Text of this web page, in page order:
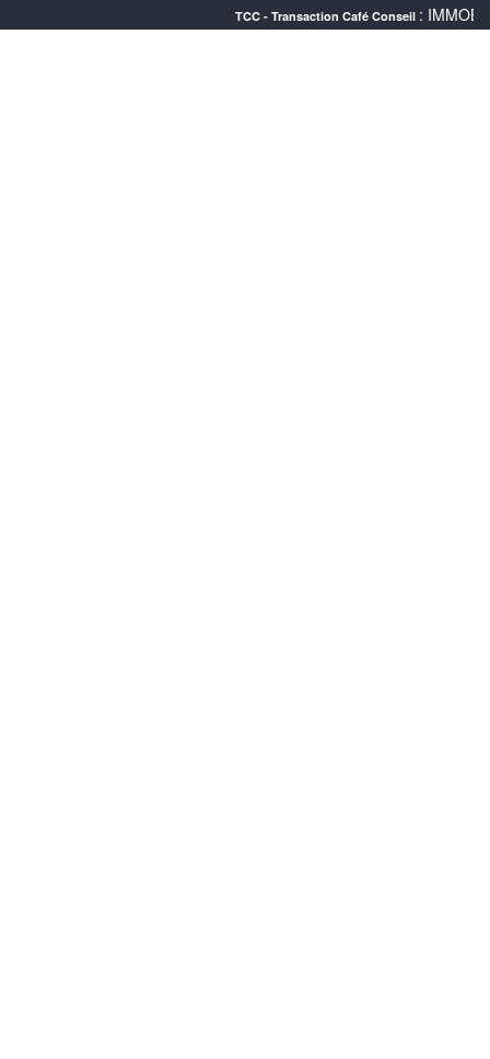
TCC - Transaction Café Conseil: IMMOBILIER